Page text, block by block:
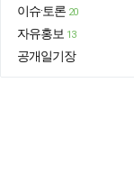
이슈·토론 20
자유홍보 13
공개일기장